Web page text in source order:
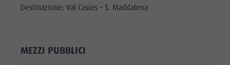
Destinazione: Val Casies – S. Maddalena
MEZZI PUBBLICI